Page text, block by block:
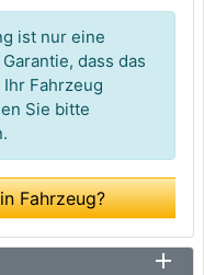
ist nur eine
dass das
Fahrzeug
Sie bitte
Fahrzeug?